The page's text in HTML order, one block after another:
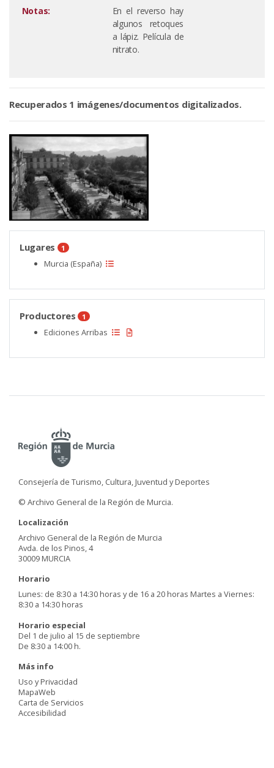
Notas:
En el reverso hay
algunos retoques
a lápiz. Película de
nitrato.
Recuperados 1 imágenes/documentos digitalizados.
Lugares 1
Murcia (España)
Productores 1
Ediciones Arribas
Consejería de Turismo, Cultura, Juventud y Deportes
© Archivo General de la Región de Murcia.
Localización
Archivo General de la Región de Murcia
Avda. de los Pinos, 4
30009 MURCIA
Horario
Lunes: de 8:30 a 14:30 horas y de 16 a 20 horas Martes a Viernes:
8:30 a 14:30 horas
Horario especial
Del 1 de julio al 15 de septiembre
De 8:30 a 14:00 h.
Más info
Uso y Privacidad
MapaWeb
Carta de Servicios
Accesibilidad